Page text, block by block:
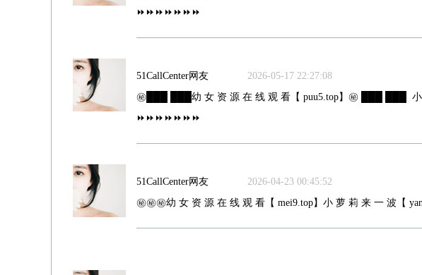
⏩⏩⏩⏩⏩⏩⏩
51CallCenter网友
2026-05-17 22:27:08
㊙️███ ███幼 女 资 源 在 线 观 看【 puu5.top】㊙️ ███ ███ ️ 小
⏩⏩⏩⏩⏩⏩⏩
51CallCenter网友
2026-04-23 00:45:52
㊙️㊙️㊙️幼 女 资 源 在 线 观 看【 mei9.top】小 萝 莉 来 一 波【